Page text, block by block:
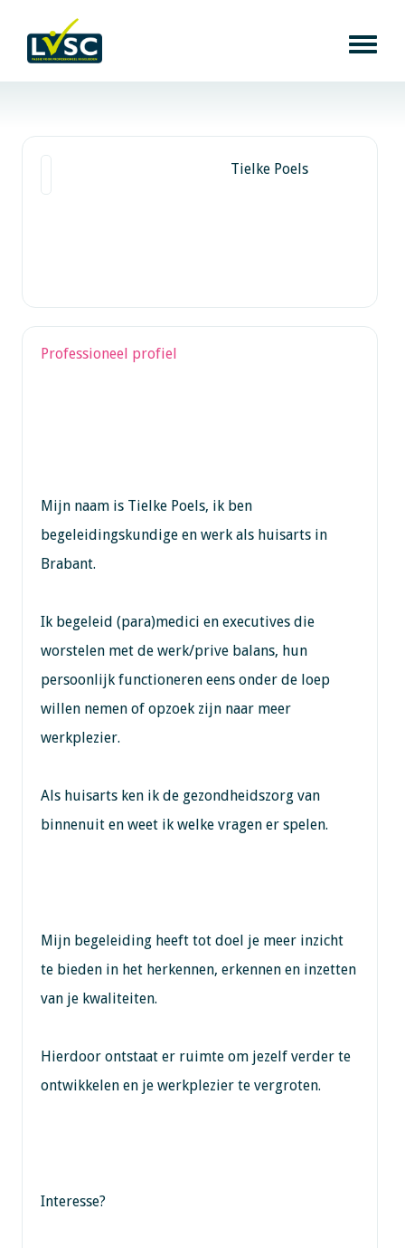
Tielke Poels
Professioneel profiel
Mijn naam is Tielke Poels, ik ben
begeleidingskundige en werk als huisarts in
Brabant.
Ik begeleid (para)medici en executives die
worstelen met de werk/prive balans, hun
persoonlijk functioneren eens onder de loep
willen nemen of opzoek zijn naar meer
werkplezier.
Als huisarts ken ik de gezondheidszorg van
binnenuit en weet ik welke vragen er spelen.
Mijn begeleiding heeft tot doel je meer inzicht
te bieden in het herkennen, erkennen en inzetten
van je kwaliteiten.
Hierdoor ontstaat er ruimte om jezelf verder te
ontwikkelen en je werkplezier te vergroten.
Interesse?